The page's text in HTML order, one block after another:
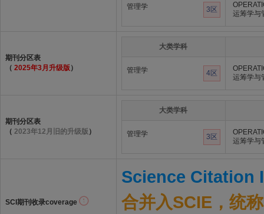
管理学 3区
运筹学与
期刊分区表
（ 2025年3月升级版 ）
大类学科
管理学 4区
运筹学与
期刊分区表
（ 2023年12月旧的升级版 ）
大类学科
管理学 3区
运筹学与
SCI期刊收录coverage
Science Citation
合并入SCIE，统